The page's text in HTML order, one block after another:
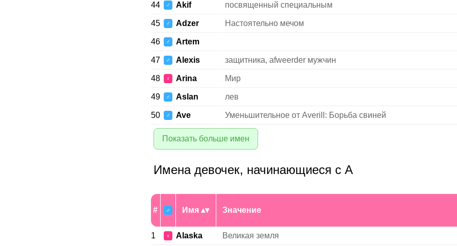
44 ♂ Akif посвященный специальным
45 ♂ Adzer Настоятельно мечом
46 ♂ Artem
47 ♂ Alexis защитника, afweerder мужчин
48 ♀ Arina Мир
49 ♂ Aslan лев
50 ♂ Ave Уменьшительное от Averill: Борьба свиней
Показать больше имен
Имена девочек, начинающиеся с A
# ♂ Имя Значение
1 ♀ Alaska Великая земля